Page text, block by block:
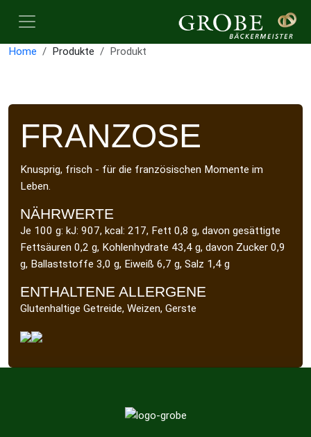
Home Produkte Produkt
FRANZOSE
Knusprig, frisch - für die französischen Momente im
Leben.
NÄHRWERTE
Je 100 g: kJ: 907, kcal: 217, Fett 0,8 g, davon gesättigte
Fettsäuren 0,2 g, Kohlenhydrate 43,4 g, davon Zucker 0,9
g, Ballaststoffe 3,0 g, Eiweiß 6,7 g, Salz 1,4 g
ENTHALTENE ALLERGENE
Glutenhaltige Getreide, Weizen, Gerste